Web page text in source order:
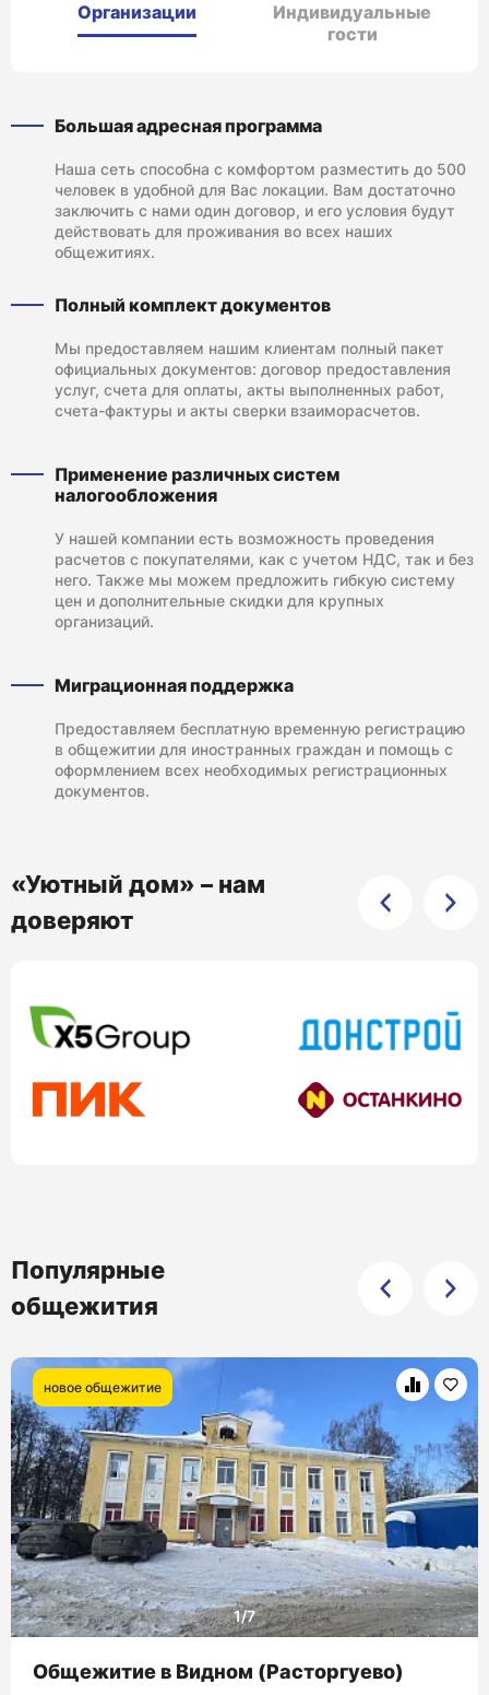
Организации
Индивидуальные
гости
Большая адресная программа
Наша сеть способна с комфортом разместить до 500
человек в удобной для Вас локации. Вам достаточно
заключить с нами один договор, и его условия будут
действовать для проживания во всех наших
общежитиях.
Полный комплект документов
Мы предоставляем нашим клиентам полный пакет
официальных документов: договор предоставления
услуг, счета для оплаты, акты выполненных работ,
счета-фактуры и акты сверки взаиморасчетов.
Применение различных систем
налогообложения
У нашей компании есть возможность проведения
расчетов с покупателями, как с учетом НДС, так и без
него. Также мы можем предложить гибкую систему
цен и дополнительные скидки для крупных
организаций.
Миграционная поддержка
Предоставляем бесплатную временную регистрацию
в общежитии для иностранных граждан и помощь с
оформлением всех необходимых регистрационных
документов.
«Уютный дом» – нам
доверяют
Популярные
общежития
новое общежитие
Общежитие в Видном (Расторгуево)